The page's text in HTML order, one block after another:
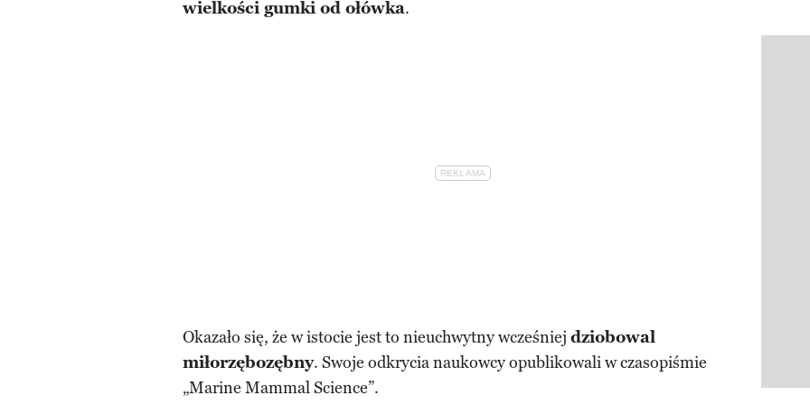
wielkości gumki od ołówka.
Okazało się, że w istocie jest to nieuchwytny wcześniej dziobowal
miłorzębozębny. Swoje odkrycia naukowcy opublikowali w czasopiśmie
„Marine Mammal Science”.